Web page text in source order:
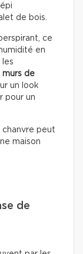
de bois.
ce
en
les
murs de
un look
pour un
chanvre peut
maison
de